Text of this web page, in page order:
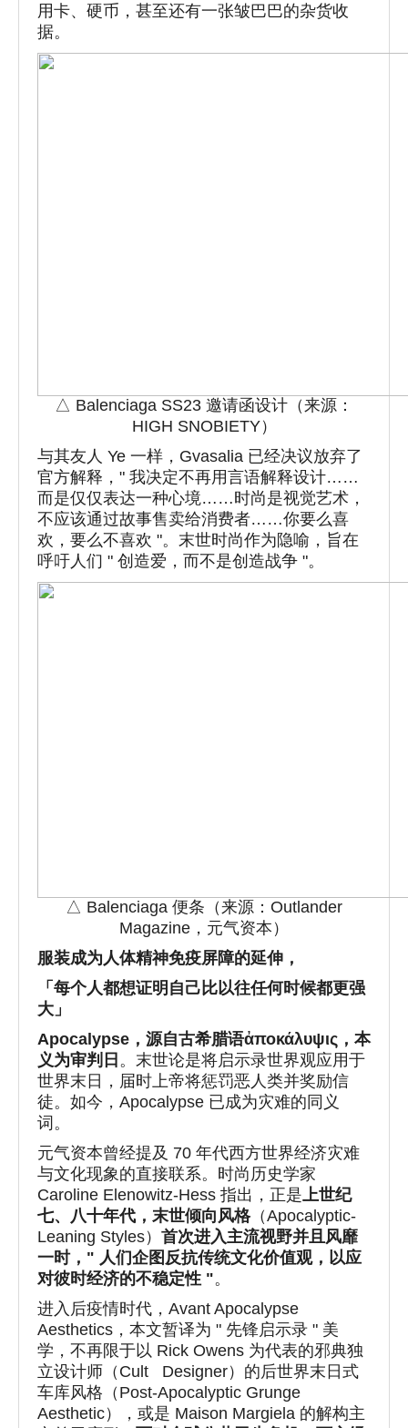
用卡、硬币，甚至还有一张皱巴巴的杂货收
据。
△ Balenciaga SS23 邀请函设计（来源：
HIGH SNOBIETY）
与其友人 Ye 一样，Gvasalia 已经决议放弃了
官方解释，" 我决定不再用言语解释设计……
而是仅仅表达一种心境……时尚是视觉艺术，
不应该通过故事售卖给消费者……你要么喜
欢，要么不喜欢 "。末世时尚作为隐喻，旨在
呼吁人们 " 创造爱，而不是创造战争 "。
△ Balenciaga 便条（来源：Outlander
Magazine，元气资本）
服装成为人体精神免疫屏障的延伸，
「每个人都想证明自己比以往任何时候都更强
大」
Apocalypse ，源自古希腊语ἀποκάλυψις ，本
义为审判日 。末世论是将启示录世界观应用于
世界末日，届时上帝将惩罚恶人类并奖励信
徒。如今，Apocalypse 已成为灾难的同义
词。
元气资本曾经提及 70 年代西方世界经济灾难
与文化现象的直接联系。时尚历史学家
Caroline Elenowitz-Hess 指出，正是上世纪
七、八十年代，末世倾向风格（Apocalyptic-
Leaning Styles） 首次进入主流视野并且风靡
一时，" 人们企图反抗传统文化价值观，以应
对彼时经济的不稳定性 "。
进入后疫情时代，Avant Apocalypse
Aesthetics，本文暂译为 " 先锋启示录 " 美
学，不再限于以 Rick Owens 为代表的邪典独
立设计师（Cult Designer）的后世界末日式
车库风格（Post-Apocalyptic Grunge
Aesthetic），或是 Maison Margiela 的解构主